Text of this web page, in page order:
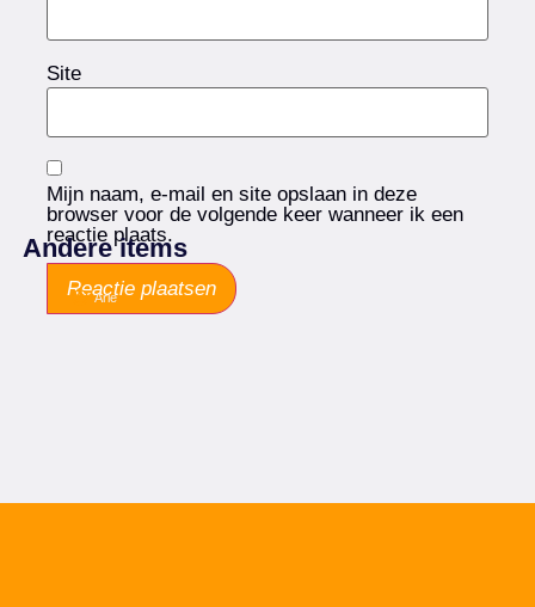
Site
Mijn naam, e-mail en site opslaan in deze
browser voor de volgende keer wanneer ik een
reactie plaats.
Andere items
Arie